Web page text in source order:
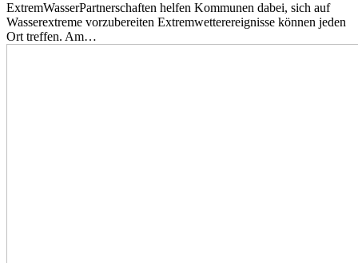
ExtremWasserPartnerschaften helfen Kommunen dabei, sich auf
Wasserextreme vorzubereiten Extremwetterereignisse können jeden
Ort treffen. Am…